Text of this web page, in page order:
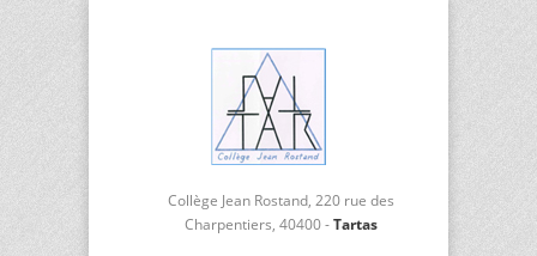
Collège Jean Rostand, 220 rue des
Charpentiers, 40400 -Tartas